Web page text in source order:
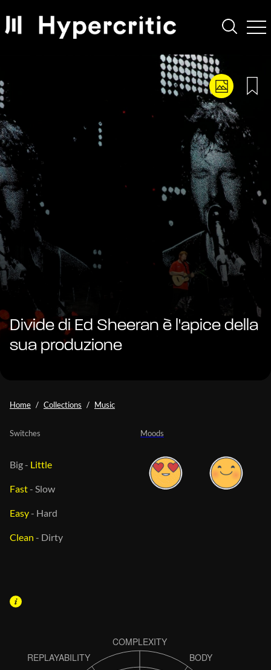
Divide di Ed Sheeran è l'apice della
sua produzione
Home Collections Music
Moods
Switches
Big- Little
Fast- Slow
Easy- Hard
Clean - Dirty